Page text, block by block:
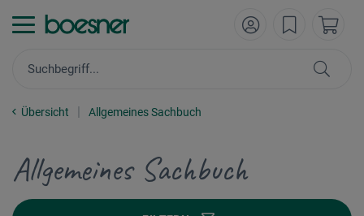
Übersicht Allgemeines Sachbuch
Allgemeines Sachbuch